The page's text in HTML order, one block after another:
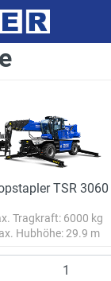
TSR 3060 II
Tragkraft: 6000 kg
Hubhöhe: 29.9 m